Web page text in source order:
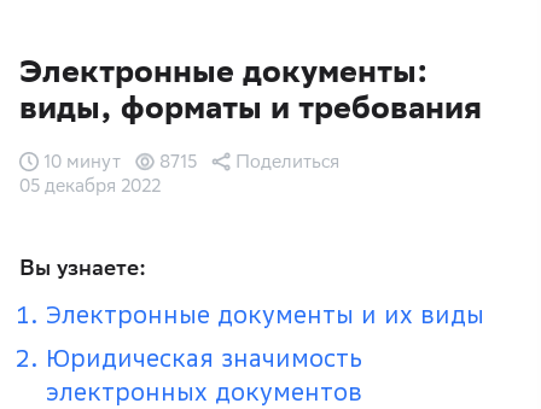
Электронные документы:
виды, форматы и требования
05 декабря 2022
10 минут 8715 Поделиться
Вы узнаете:
Электронные документы и их виды
Юридическая значимость
электронных документов